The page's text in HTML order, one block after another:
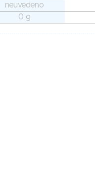
neuvedeno
0 g